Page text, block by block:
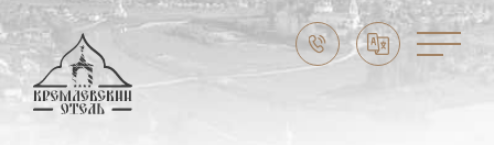
ПРАЗДНИКИ И СОБЫТИЯ
Скидка до -10%